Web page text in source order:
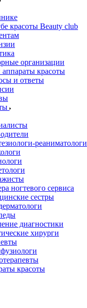
красоты Beauty club
организации
красоты
и ответы
реаниматологи
ногтевого сервиса
сестры
диагностики
хирурги
красоты